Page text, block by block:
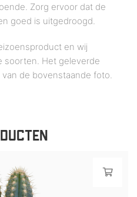
Zorg ervoor dat de
goed is uitgedroogd.
en wij
soorten. Het geleverde
de bovenstaande foto.